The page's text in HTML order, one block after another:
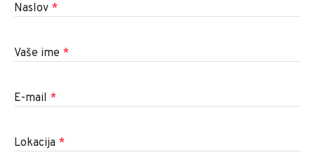
Naslov *
Vaše ime *
E-mail *
Lokacija *